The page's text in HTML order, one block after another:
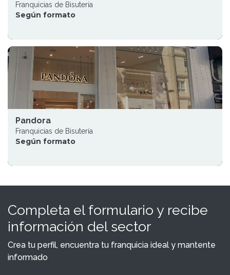
Franquicias de Bisutería
Según formato
Pandora
Franquicias de Bisutería
Según formato
Completa el formulario y recibe
información del sector
Crea tu perfil, encuentra tu franquicia ideal y mantente
informado